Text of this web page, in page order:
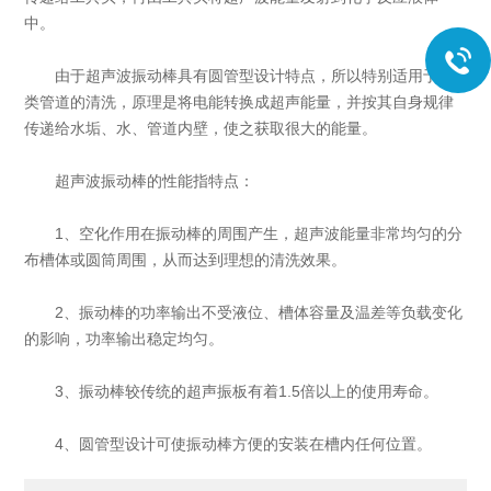
中。
由于超声波振动棒具有圆管型设计特点，所以特别适用于各
类管道的清洗，原理是将电能转换成超声能量，并按其自身规律
传递给水垢、水、管道内壁，使之获取很大的能量。
超声波振动棒的性能指特点：
1、空化作用在振动棒的周围产生，超声波能量非常均匀的分
布槽体或圆筒周围，从而达到理想的清洗效果。
2、振动棒的功率输出不受液位、槽体容量及温差等负载变化
的影响，功率输出稳定均匀。
3、振动棒较传统的超声振板有着1.5倍以上的使用寿命。
4、圆管型设计可使振动棒方便的安装在槽内任何位置。